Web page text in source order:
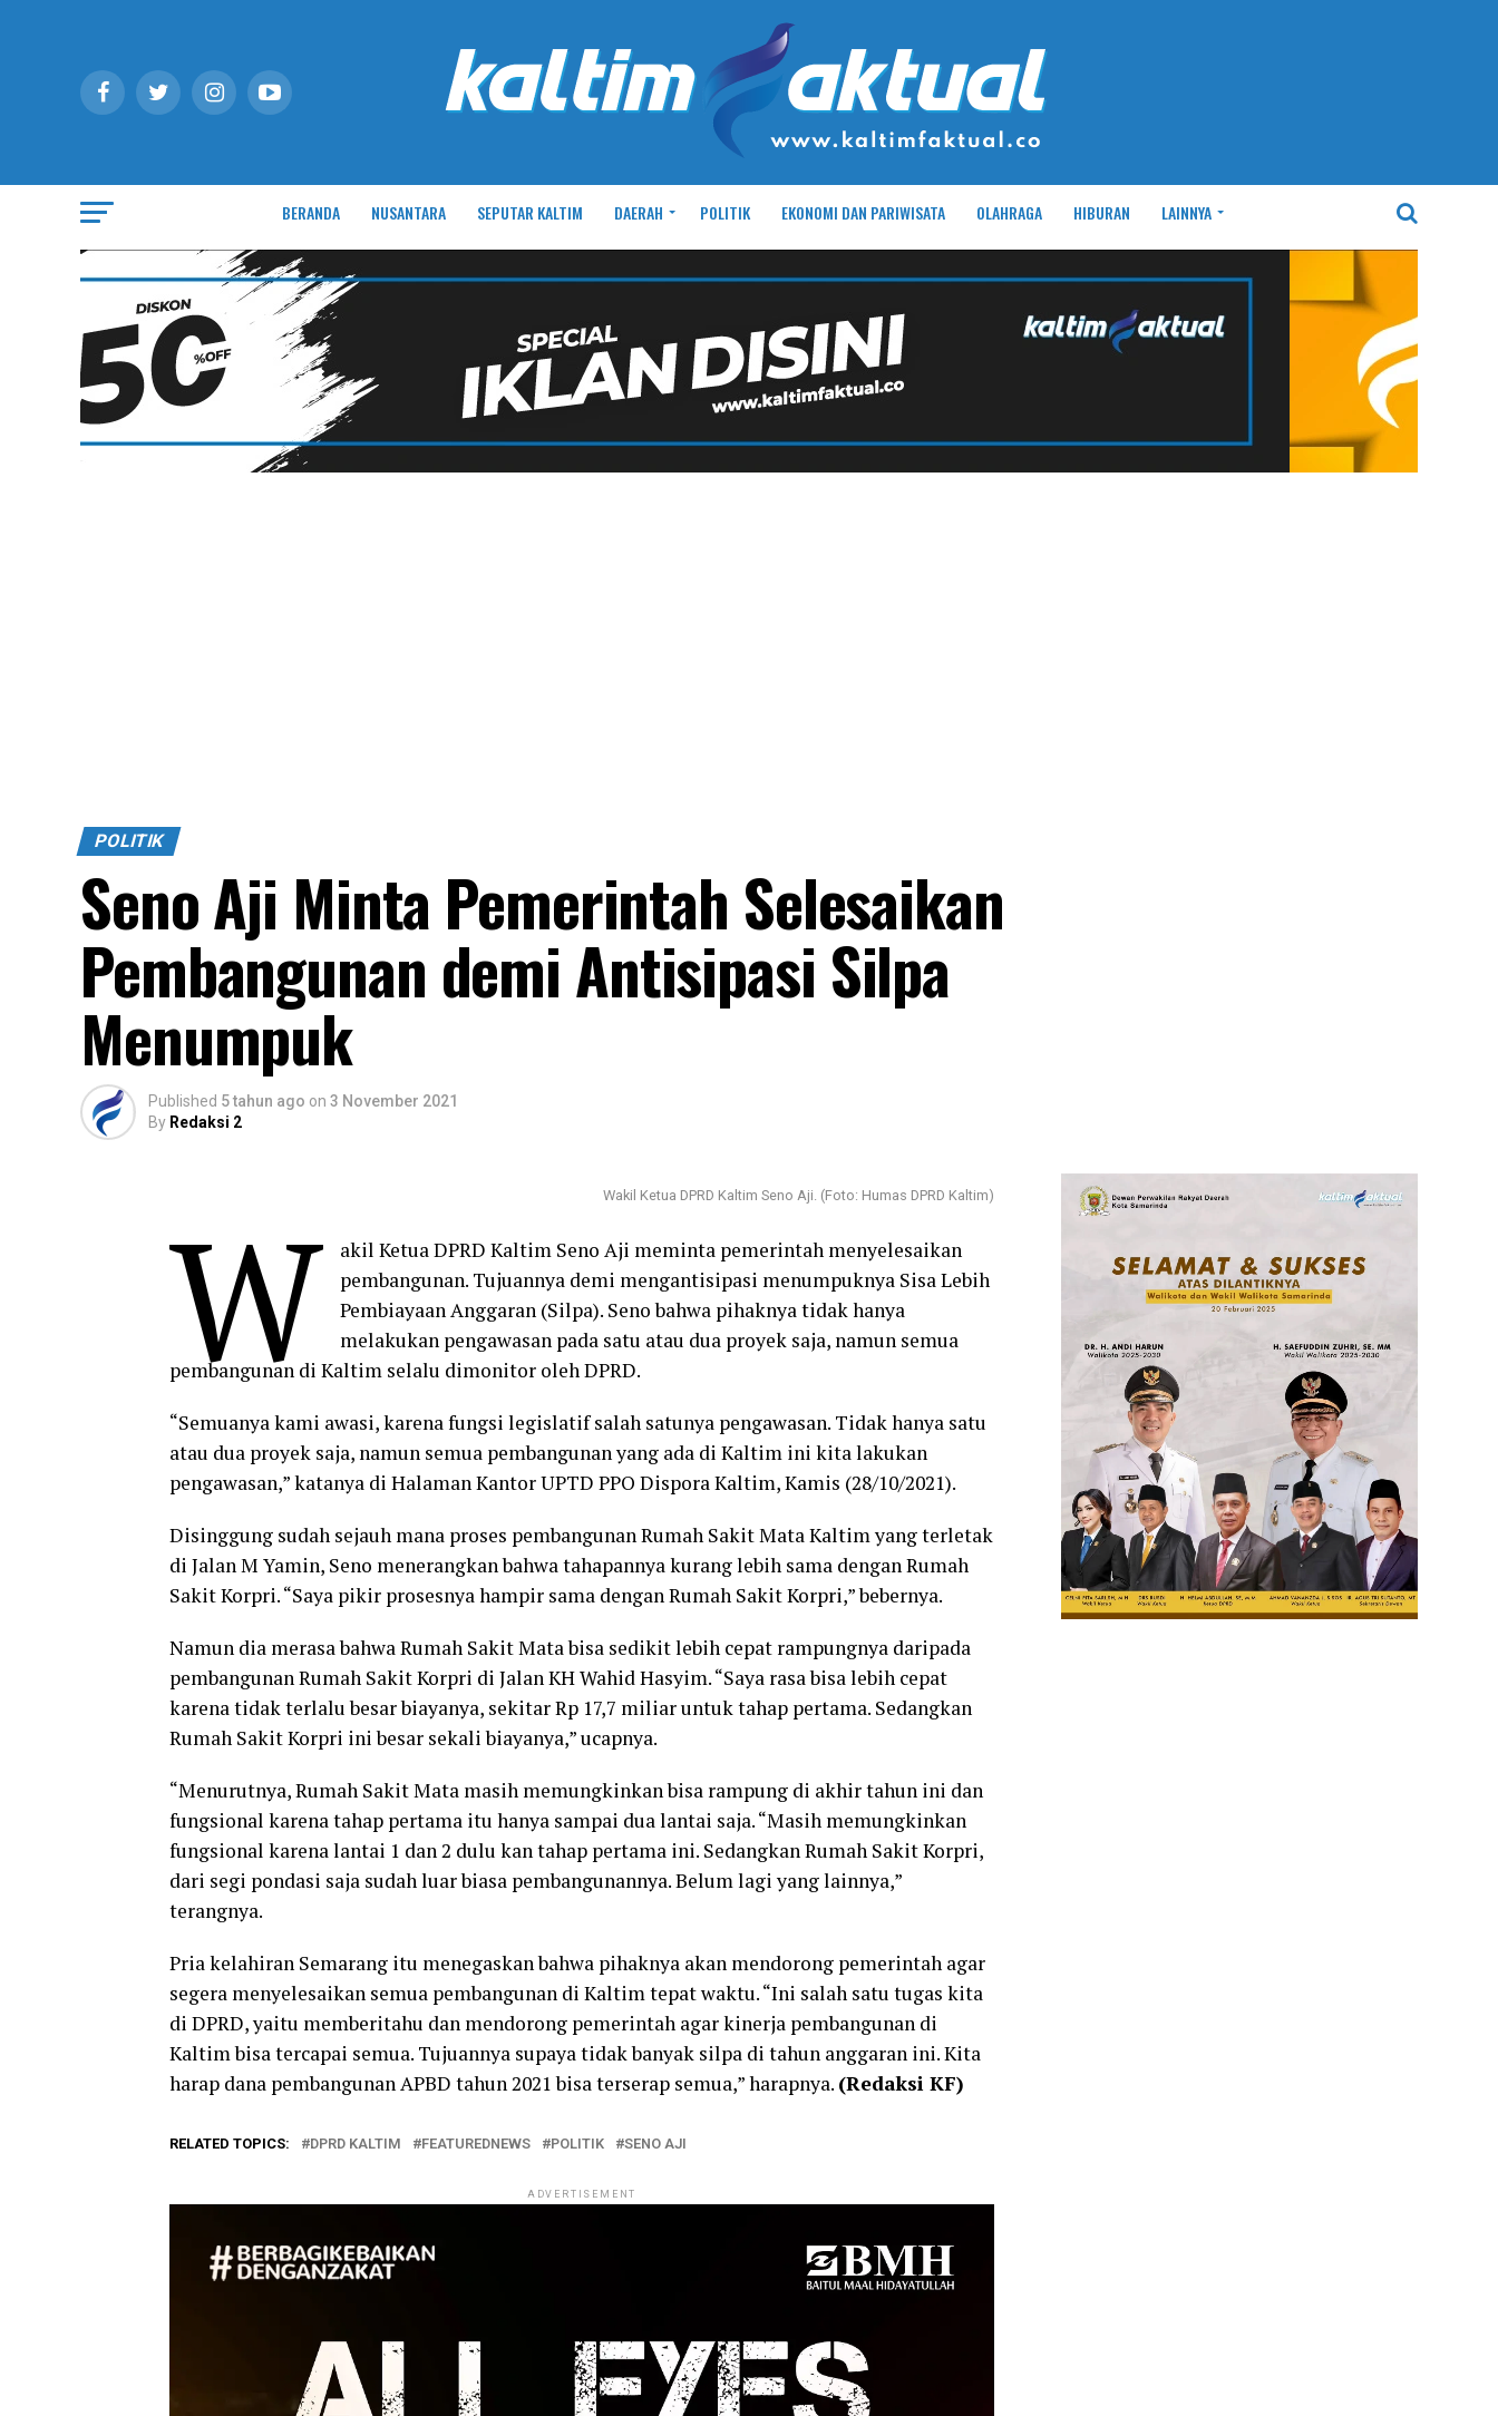
BERANDA NUSANTARA SEPUTAR KALTIM DAERAH POLITIK EKONOMI DAN PARIWISATA OLAHRAGA HIBURAN LAINNYA
POLITIK
Seno Aji Minta Pemerintah Selesaikan
Pembangunan demi Antisipasi Silpa
Menumpuk
Published 5 tahun ago on 3 November 2021
By Redaksi 2
Wakil Ketua DPRD Kaltim Seno Aji. (Foto: Humas DPRD Kaltim)
W
akil Ketua DPRD Kaltim Seno Aji meminta pemerintah menyelesaikan
pembangunan. Tujuannya demi mengantisipasi menumpuknya Sisa Lebih
Pembiayaan Anggaran (Silpa). Seno bahwa pihaknya tidak hanya
melakukan pengawasan pada satu atau dua proyek saja, namun semua
pembangunan di Kaltim selalu dimonitor oleh DPRD.
“Semuanya kami awasi, karena fungsi legislatif salah satunya pengawasan. Tidak hanya satu
atau dua proyek saja, namun semua pembangunan yang ada di Kaltim ini kita lakukan
pengawasan,” katanya di Halaman Kantor UPTD PPO Dispora Kaltim, Kamis (28/10/2021).
Disinggung sudah sejauh mana proses pembangunan Rumah Sakit Mata Kaltim yang terletak
di Jalan M Yamin, Seno menerangkan bahwa tahapannya kurang lebih sama dengan Rumah
Sakit Korpri. “Saya pikir prosesnya hampir sama dengan Rumah Sakit Korpri,” bebernya.
Namun dia merasa bahwa Rumah Sakit Mata bisa sedikit lebih cepat rampungnya daripada
pembangunan Rumah Sakit Korpri di Jalan KH Wahid Hasyim. “Saya rasa bisa lebih cepat
karena tidak terlalu besar biayanya, sekitar Rp 17,7 miliar untuk tahap pertama. Sedangkan
Rumah Sakit Korpri ini besar sekali biayanya,” ucapnya.
“Menurutnya, Rumah Sakit Mata masih memungkinkan bisa rampung di akhir tahun ini dan
fungsional karena tahap pertama itu hanya sampai dua lantai saja. “Masih memungkinkan
fungsional karena lantai 1 dan 2 dulu kan tahap pertama ini. Sedangkan Rumah Sakit Korpri,
dari segi pondasi saja sudah luar biasa pembangunannya. Belum lagi yang lainnya,”
terangnya.
Pria kelahiran Semarang itu menegaskan bahwa pihaknya akan mendorong pemerintah agar
segera menyelesaikan semua pembangunan di Kaltim tepat waktu. “Ini salah satu tugas kita
di DPRD, yaitu memberitahu dan mendorong pemerintah agar kinerja pembangunan di
Kaltim bisa tercapai semua. Tujuannya supaya tidak banyak silpa di tahun anggaran ini. Kita
harap dana pembangunan APBD tahun 2021 bisa terserap semua,” harapnya. (Redaksi KF)
RELATED TOPICS: DPRD KALTIM FEATUREDNEWS POLITIK SENO AJI
ADVERTISEMENT